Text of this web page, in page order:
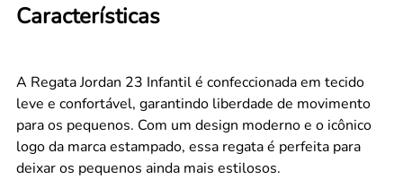
Características
A Regata Jordan 23 Infantil é confeccionada em tecido
leve e confortável, garantindo liberdade de movimento
para os pequenos. Com um design moderno e o icônico
logo da marca estampado, essa regata é perfeita para
deixar os pequenos ainda mais estilosos.